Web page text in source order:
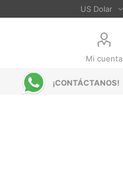
Mi cuenta
¡CONTÁCTANOS!